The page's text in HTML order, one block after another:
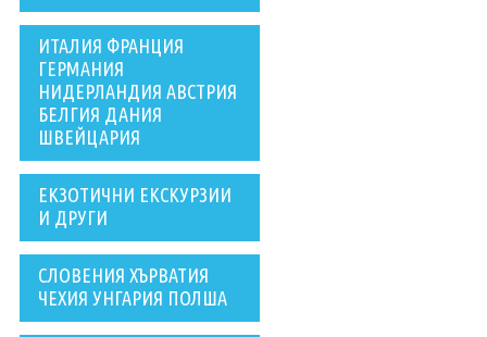
ИТАЛИЯ ФРАНЦИЯ
ГЕРМАНИЯ
НИДЕРЛАНДИЯ АВСТРИЯ
БЕЛГИЯ ДАНИЯ
ШВЕЙЦАРИЯ
ЕКЗОТИЧНИ ЕКСКУРЗИИ
И ДРУГИ
СЛОВЕНИЯ ХЪРВАТИЯ
ЧЕХИЯ УНГАРИЯ ПОЛША